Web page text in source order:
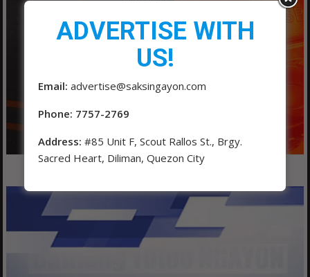
ADVERTISE WITH
US!
Email: advertise@saksingayon.com
Phone: 7757-2769
Address: #85 Unit F, Scout Rallos St., Brgy.
Sacred Heart, Diliman, Quezon City